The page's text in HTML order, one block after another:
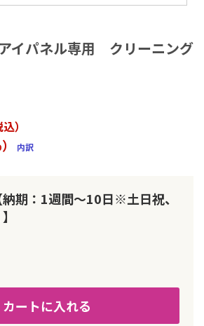
イパネル専用 クリーニング
込）
内訳
期：1週間～10日※土日祝、
カートに入れる